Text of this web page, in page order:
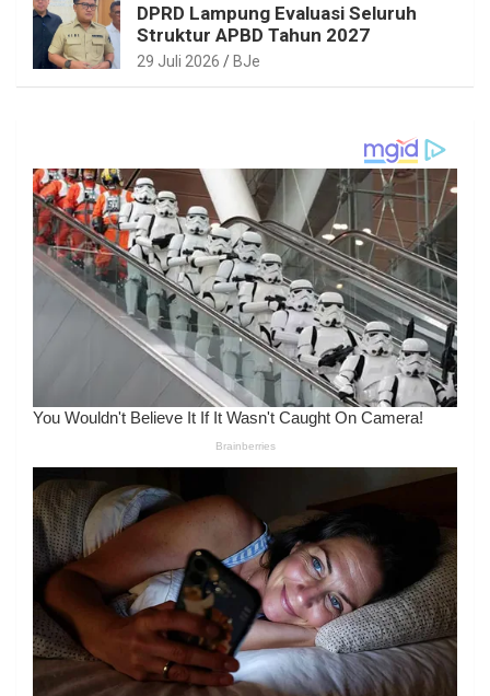
DPRD Lampung Evaluasi Seluruh
Struktur APBD Tahun 2027
29 Juli 2026 BJe